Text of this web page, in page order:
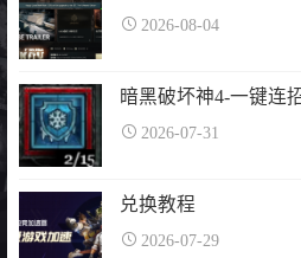
2026-08-04
暗黑破坏神4-一键连
2026-07-31
兑换教程
2026-07-29